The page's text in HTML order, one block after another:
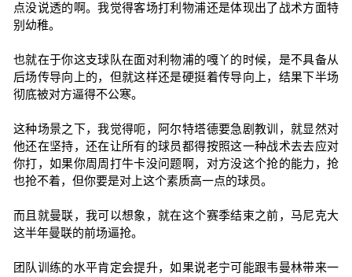
点没说透的啊。我觉得客场打利物浦还是体现出了战术方面特
别幼稚。
也就在于你这支球队在面对利物浦的嘎丫的时候，是不具备从
后场传导向上的，但就这样还是硬挺着传导向上，结果下半场
彻底被对方逼得不公寒。
这种场景之下，我觉得呃，阿尔特塔德要急剧教训，就显然对
他还在坚持，还在让所有的球员都得按照这一种战术去去应对
你打，如果你周周打牛卡没问题啊，对方没这个抢的能力，抢
也抢不着，但你要是对上这个素质高一点的球员。
而且就曼联，我可以想象，就在这个赛季结束之前，马尼克大
这半年曼联的前场逼抢。
团队训练的水平肯定会提升，如果说老宁可能跟韦曼林带来一